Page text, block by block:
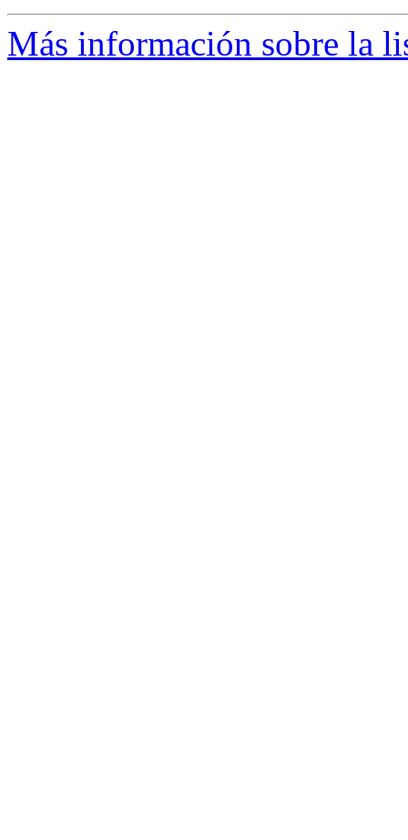
Más información sobre la